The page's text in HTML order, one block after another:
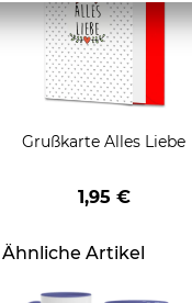
Grußkarte Alles Liebe
1,95 €
Ähnliche Artikel